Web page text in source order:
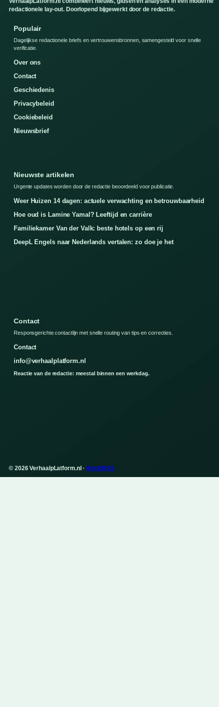
redactionele lay-out. Doorlopend bijgewerkt door de redactie.
Populair
Dagelijkse redactionele briefs en vertrouwensbronnen, samengesteld voor snelle
verificatie.
Over ons
Contact
Geschiedenis
Privacybeleid
Cookiebeleid
Nieuwsbrief
Nieuwste artikelen
Urgente updates worden door de redactie beoordeeld voor publicatie.
Weer Huizen 14 dagen: actuele verwachting en betrouwbaarheid
Hoe oud is Lamine Yamal? Leeftijd en carrière
Familiekamer Van der Valk: beste hotels op een rij
DeepL Engels naar Nederlands vertalen: zo doe je het
Contact
Responsgerichte contactlijn met snelle routing van tips en correcties.
Contact
info@verhaalplatform.nl
Reactie van de redactie: meestal binnen een werkdag.
© 2026 VerhaalpLatform.nl ·WorldRSS